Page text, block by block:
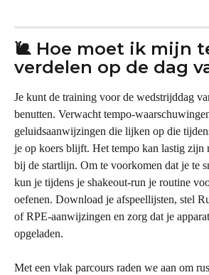
🐌 Hoe moet ik mijn
verdelen op de dag
Je kunt de training voor de wedstrijddag
benutten. Verwacht tempo-
geluidsaanwijzingen die lijken op die
je op koers blijft. Het tempo kan lastig zijn
bij de startlijn. Om te voorkomen dat je te
kun je tijdens je shakeout-run je routine
oefenen. Download je afspeellijsten, stel
of RPE-aanwijzingen en zorg dat je
opgeladen.
Met een vlak parcours raden we aan om